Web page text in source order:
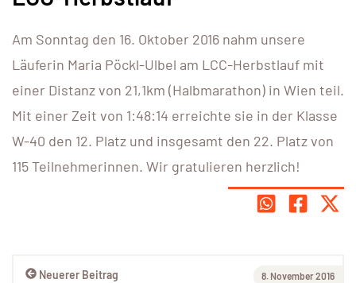
Am Sonntag den 16. Oktober 2016 nahm unsere
Läuferin Maria Pöckl-Ulbel am LCC-Herbstlauf mit
einer Distanz von 21,1km (Halbmarathon) in Wien teil.
Mit einer Zeit von 1:48:14 erreichte sie in der Klasse
W-40 den 12. Platz und insgesamt den 22. Platz von
115 Teilnehmerinnen. Wir gratulieren herzlich!
Neuerer Beitrag 8. November 2016